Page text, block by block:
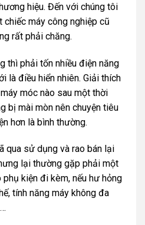
hiệu. Đến với chúng tôi
máy công nghiệp cũ
rất phải chăng.
thì phải tốn nhiều điện năng
là điều hiển nhiên. Giải thích
móc nào sau một thời
bị mài mòn nên chuyện tiêu
hơn là bình thường.
qua sử dụng và rao bán lại
lại thường gặp phải một
kiện đi kèm, nếu hư hỏng
tính năng máy không đa